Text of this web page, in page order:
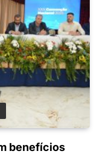
benefícios